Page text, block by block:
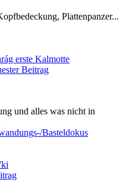
Plattenpanzer...
erste Kalmotte
Beitrag
und alles was nicht in
Basteldokus